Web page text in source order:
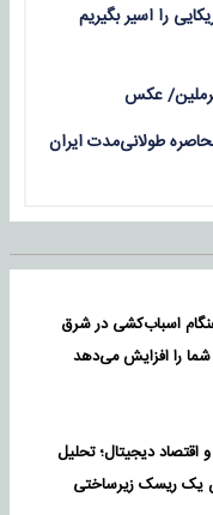
که ۱۰۰ نفر آمریکایی را اسیر بگیریم
کرملین/ عکس
طولانی‌مدت ایران
هنگام اسباب‌کشی در شرق
شما را افزایش می‌دهد
اقتصاد دیجیتال؛ تحلیل
یک ریسک زیرساختی